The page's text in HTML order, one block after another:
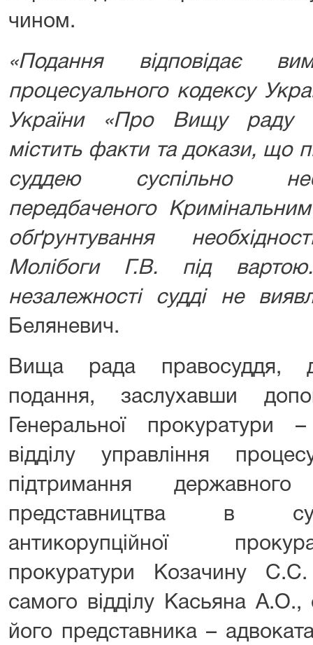
чином.
«Подання відповідає
процесуального кодексу
України «Про Вищу раду
містить факти та докази, що
суддею суспільно
передбаченого
обґрунтування
Молібоги Г.В. під
незалежності судді не
Беляневич.
Вища рада правосуддя,
подання, заслухавши
Генеральної прокуратури
відділу управління
підтримання
представництва в
антикорупційної
прокуратури Козачину
самого відділу Касьяна
його представника –